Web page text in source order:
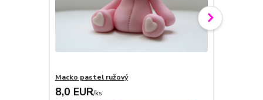
Macko pastel ružový
8,0 EUR/ks